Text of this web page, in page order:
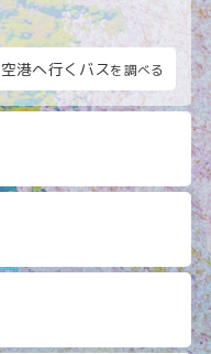
空港へ行くバスを調べる